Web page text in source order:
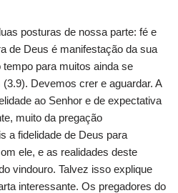
posturas de nossa parte: fé e
de Deus é manifestação da sua
para muitos ainda se
Devemos crer e aguardar. A
ao Senhor e de expectativa
muito da pregação
a fidelidade de Deus para
ele, e as realidades deste
vindouro. Talvez isso explique
interessante. Os pregadores do